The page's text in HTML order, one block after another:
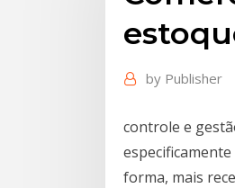
by Publisher
controle e
forma, mais